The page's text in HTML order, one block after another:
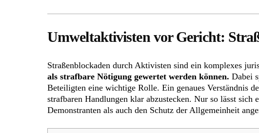
Umweltaktivisten vor Gericht:
Straßenblockaden durch Aktivisten sind ein komplexes
als strafbare Nötigung gewertet werden können. Dabei
Beteiligten eine wichtige Rolle. Ein genaues Verständnis
strafbaren Handlungen klar abzustecken. Nur so lässt
Demonstranten als auch den Schutz der Allgemeinheit